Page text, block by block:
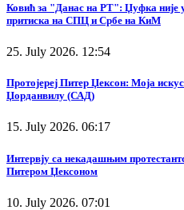
Ковић за "Данас на РТ": Џуфка није
притиска на СПЦ и Србе на КиМ
25. July 2026. 12:54
Протојереј Питер Џексон: Моја
Џорданвилу (САД)
15. July 2026. 06:17
Интервју са некадашњим
Питером Џексоном
10. July 2026. 07:01